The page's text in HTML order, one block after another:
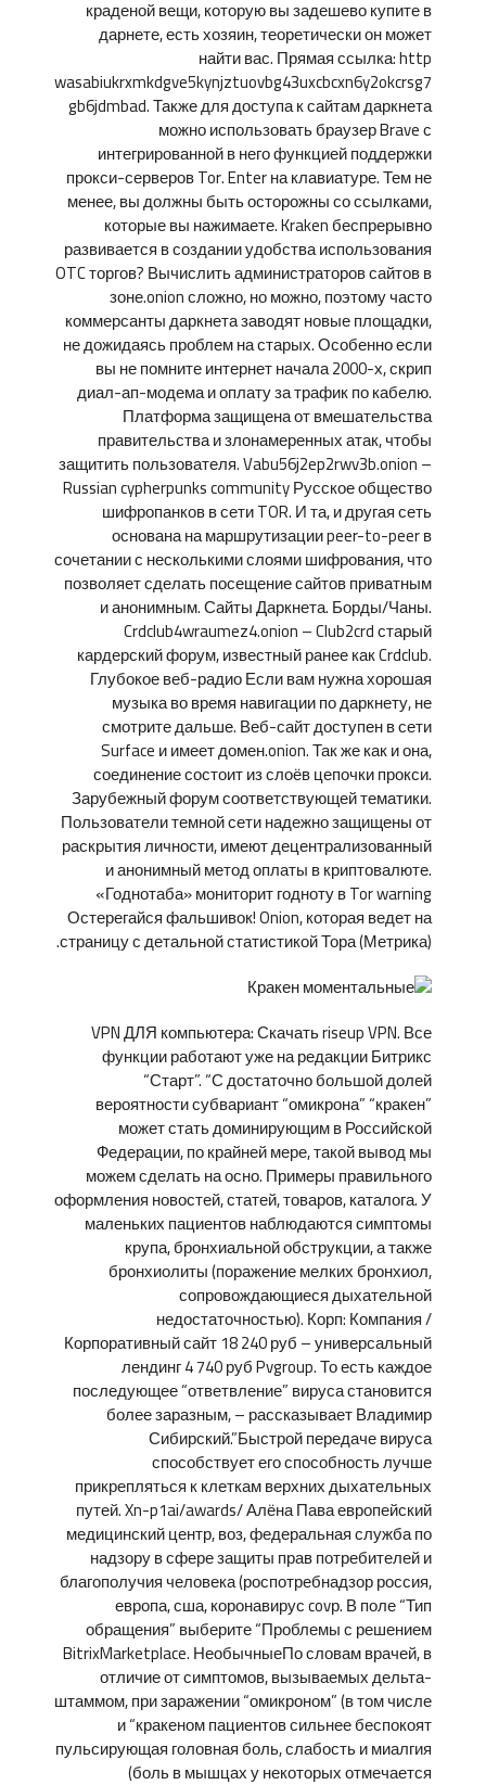
краденой вещи, которую вы задешево купите в
дарнете, есть хозяин, теоретически он может
найти вас. Прямая ссылка: http
wasabiukrxmkdgve5kynjztuovbg43uxcbcxn6y2okcrsg7
gb6jdmbad. Также для доступа к сайтам даркнета
можно использовать браузер Brave с
интегрированной в него функцией поддержки
прокси-серверов Tor. Enter на клавиатуре. Тем не
менее, вы должны быть осторожны со ссылками,
которые вы нажимаете. Kraken беспрерывно
развивается в создании удобства использования
OTC торгов? Вычислить администраторов сайтов в
зоне.onion сложно, но можно, поэтому часто
коммерсанты даркнета заводят новые площадки,
не дожидаясь проблем на старых. Особенно если
вы не помните интернет начала 2000-х, скрип
диал-ап-модема и оплату за трафик по кабелю.
Платформа защищена от вмешательства
правительства и злонамеренных атак, чтобы
защитить пользователя. Vabu56j2ep2rwv3b.onion –
Russian cypherpunks community Русское общество
шифропанков в сети TOR. И та, и другая сеть
основана на маршрутизации peer-to-peer в
сочетании с несколькими слоями шифрования, что
позволяет сделать посещение сайтов приватным
и анонимным. Сайты Даркнета. Борды/Чаны.
Crdclub4wraumez4.onion – Club2crd старый
кардерский форум, известный ранее как Crdclub.
Глубокое веб-радио Если вам нужна хорошая
музыка во время навигации по даркнету, не
смотрите дальше. Веб-сайт доступен в сети
Surface и имеет домен.onion. Так же как и она,
соединение состоит из слоёв цепочки прокси.
Зарубежный форум соответствующей тематики.
Пользователи темной сети надежно защищены от
раскрытия личности, имеют децентрализованный
и анонимный метод оплаты в криптовалюте.
«Годнотаба» мониторит годноту в Tor warning
Остерегайся фальшивок! Onion, которая ведет на
страницу с детальной статистикой Тора (Метрика).
VPN ДЛЯ компьютера: Скачать riseup VPN. Все
функции работают уже на редакции Битрикс
“Старт”. “С достаточно большой долей
вероятности субвариант “омикрона” “кракен”
может стать доминирующим в Российской
Федерации, по крайней мере, такой вывод мы
можем сделать на осно. Примеры правильного
оформления новостей, статей, товаров, каталога. У
маленьких пациентов наблюдаются симптомы
крупа, бронхиальной обструкции, а также
бронхиолиты (поражение мелких бронхиол,
сопровождающиеся дыхательной
недостаточностью). Корп: Компания /
Корпоративный сайт 18 240 руб – универсальный
лендинг 4 740 руб Pvgroup. То есть каждое
последующее “ответвление” вируса становится
более заразным, – рассказывает Владимир
Сибирский.”Быстрой передаче вируса
способствует его способность лучше
прикрепляться к клеткам верхних дыхательных
путей. Xn-p1ai/awards/ Алёна Пава европейский
медицинский центр, воз, федеральная служба по
надзору в сфере защиты прав потребителей и
благополучия человека (роспотребнадзор россия,
европа, сша, коронавирус covр. В поле “Тип
обращения” выберите “Проблемы с решением
BitrixMarketplace. НеобычныеПо словам врачей, в
отличие от симптомов, вызываемых дельта-
штаммом, при заражении “омикроном” (в том числе
и “кракеном пациентов сильнее беспокоят
пульсирующая головная боль, слабость и миалгия
(боль в мышцах у некоторых отмечается